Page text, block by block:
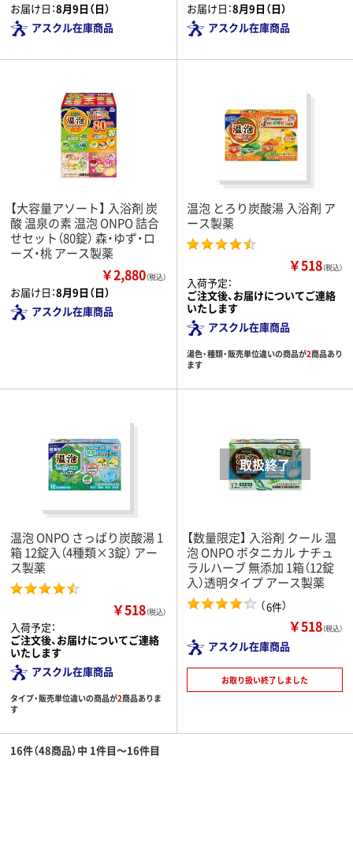
お届け日：8月9日（日）
アスクル在庫商品
お届け日：8月9日（日）
アスクル在庫商品
【大容量アソート】 入浴剤 炭
酸 温泉の素 温泡 ONPO 詰合
せセット（80錠） 森・ゆず・ロ
ーズ・桃 アース製薬
￥2,880（税込）
お届け日：8月9日（日）
アスクル在庫商品
温泡 とろり炭酸湯 入浴剤 ア
ース製薬
￥518（税込）
入荷予定：
ご注文後、お届けについてご連絡
いたします
アスクル在庫商品
湯色・種類・販売単位違いの商品が2商品あり
ます
温泡 ONPO さっぱり炭酸湯 1
箱 12錠入（4種類×3錠） アー
ス製薬
￥518（税込）
入荷予定：
ご注文後、お届けについてご連絡
いたします
アスクル在庫商品
タイプ・販売単位違いの商品が2商品ありま
す
【数量限定】 入浴剤 クール 温
泡 ONPO ボタニカル ナチュ
ラルハーブ 無添加 1箱（12錠
入）透明タイプ アース製薬
（6件）
￥518（税込）
アスクル在庫商品
お取り扱い終了しました
16件（48商品）中 1件目～16件目